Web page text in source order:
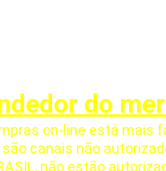
do
on-line está
canais não
não estão